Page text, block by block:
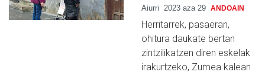
Aiurri 2023 aza 29 ANDOAIN
Herritarrek, pasaeran,
ohitura daukate bertan
zintzilikatzen diren eskelak
irakurtzeko, Zumea kalean